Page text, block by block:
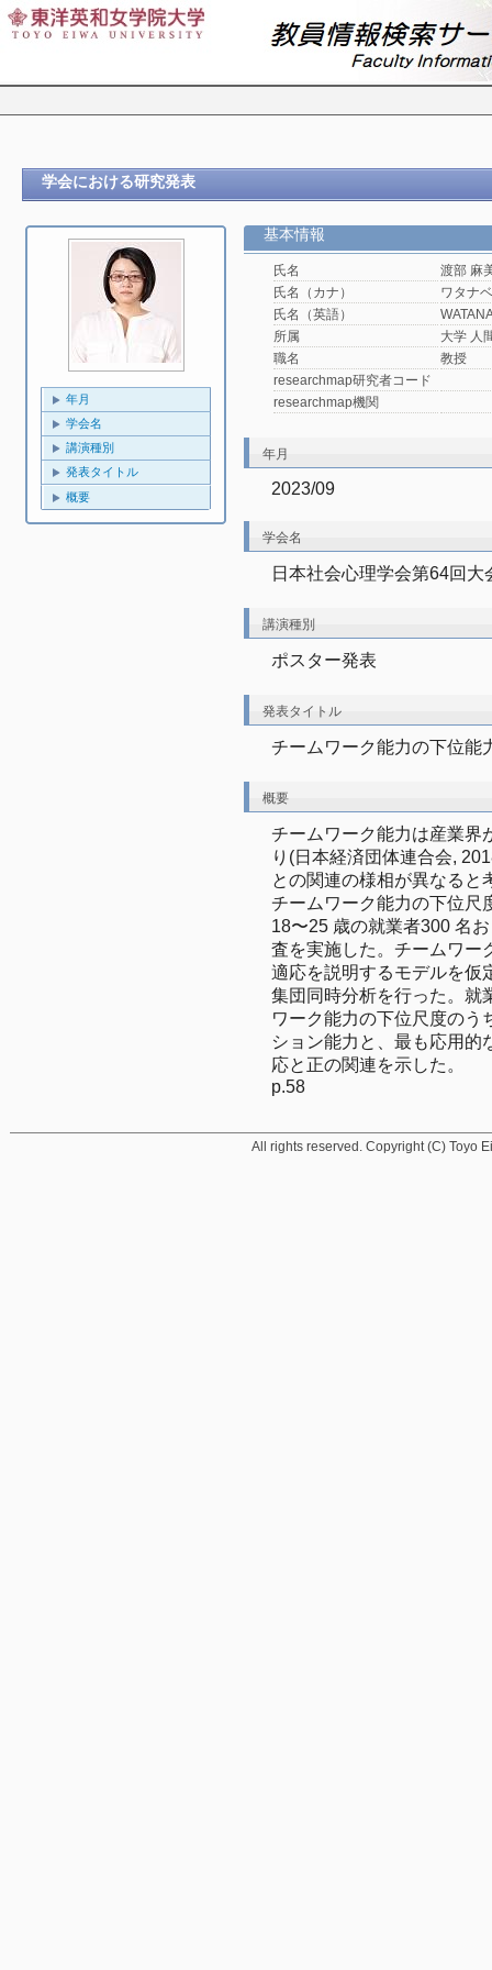
学会における研究発表
年月
学会名
講演種別
発表タイトル
概要
基本情報
氏名
渡部 麻
氏名（カナ）
ワタナ
氏名（英語）
所属
大学 人
職名
教授
researchmap研究者コード
researchmap機関
年月
2023/09
学会名
日本社会心理学会第64回大
講演種別
ポスター発表
発表タイトル
チームワーク能力の下位能
概要
チームワーク能力は産業界
り(日本経済団体連合会,
との関連の様相が異なると
チームワーク能力の下位尺
18〜25 歳の就業者300 名
査を実施した。チームワー
適応を説明するモデルを仮
集団同時分析を行った。就
ワーク能力の下位尺度のう
ション能力と、最も応用的
応と正の関連を示した。
p.58